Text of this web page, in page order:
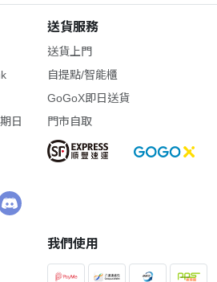
日
送貨服務
送貨上門
自提點/智能櫃
GoGoX即日送貨
門市自取
我們使用